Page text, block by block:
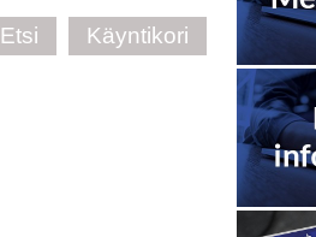
Etsi
Käyntikori